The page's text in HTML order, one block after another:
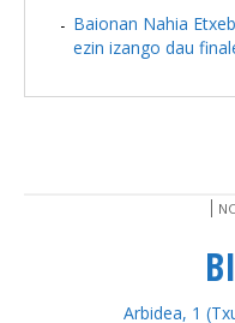
Baionan Nahia
ezin izango dau
Arbidea, 1